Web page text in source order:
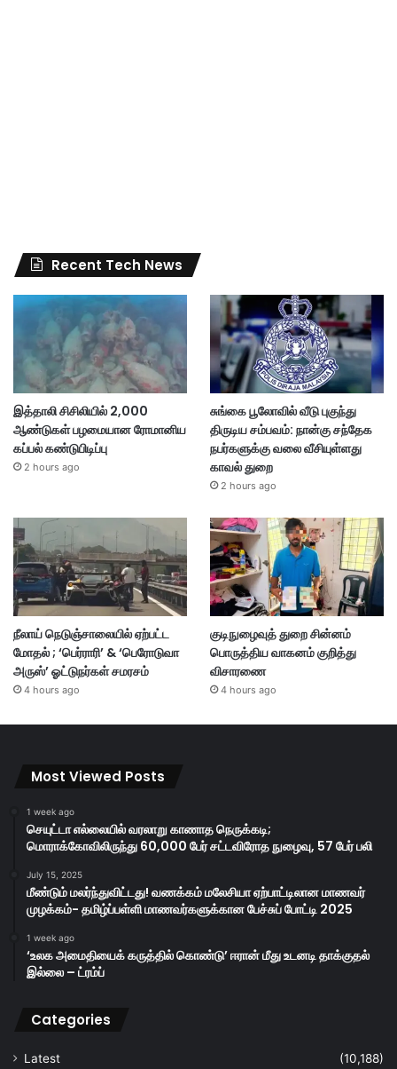
Recent Tech News
இத்தாலி சிசிலியில் 2,000
ஆண்டுகள் பழமையான ரோமானிய
கப்பல் கண்டுபிடிப்பு
2 hours ago
சுங்கை பூலோவில் வீடு புகுந்து
திருடிய சம்பவம்: நான்கு சந்தேக
நபர்களுக்கு வலை வீசியுள்ளது
காவல் துறை
2 hours ago
நீலாய் நெடுஞ்சாலையில் ஏற்பட்ட
மோதல் ; ‘பெர்ராரி’ & ‘பெரோடுவா
அருஸ்’ ஓட்டுநர்கள் சமரசம்
4 hours ago
குடிநுழைவுத் துறை சின்னம்
பொருத்திய வாகனம் குறித்து
விசாரணை
4 hours ago
Most Viewed Posts
1 week ago
செயுட்டா எல்லையில் வரலாறு காணாத நெருக்கடி;
மொராக்கோவிலிருந்து 60,000 பேர் சட்டவிரோத நுழைவு, 57 பேர் பலி
July 15, 2025
மீண்டும் மலர்ந்துவிட்டது! வணக்கம் மலேசியா ஏற்பாட்டிலான மாணவர்
முழக்கம்- தமிழ்ப்பள்ளி மாணவர்களுக்கான பேச்சுப் போட்டி 2025
1 week ago
‘உலக அமைதியைக் கருத்தில் கொண்டு’ ஈரான் மீது உடனடி தாக்குதல்
இல்லை – ட்ரம்ப்
Categories
Latest
(10,188)